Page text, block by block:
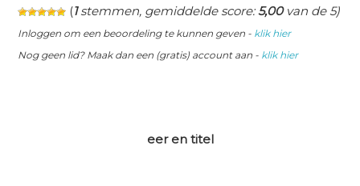
(1stemmen, gemiddelde score:5,00van de 5)
Inloggen om een beoordeling te kunnen geven - klik hier
Nog geen lid? Maak dan een (gratis) account aan - klik hier
eer en titel